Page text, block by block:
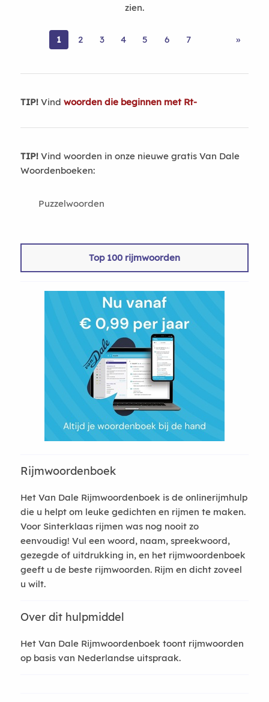
zien.
1 2 3 4 5 6 7 »
TIP!Vind woorden die beginnen met Rt-
TIP!Vind woorden in onze nieuwe gratis Van Dale
Woordenboeken:
Puzzelwoorden
Top 100 rijmwoorden
Rijmwoordenboek
Het Van Dale Rijmwoordenboek is de onlinerijmhulp
die u helpt om leuke gedichten en rijmen te maken.
Voor Sinterklaas rijmen was nog nooit zo
eenvoudig! Vul een woord, naam, spreekwoord,
gezegde of uitdrukking in, en het rijmwoordenboek
geeft u de beste rijmwoorden. Rijm en dicht zoveel
u wilt.
Over dit hulpmiddel
Het Van Dale Rijmwoordenboek toont rijmwoorden
op basis van Nederlandse uitspraak.